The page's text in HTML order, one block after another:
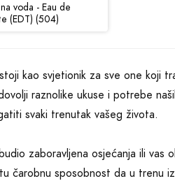
voda - Eau de
(EDT) (504)
kao svjetionik za sve one koji
raznolike ukuse i potrebe
svaki trenutak vašeg života.
zaboravljena osjećanja ili vas
čarobnu sposobnost da u trenu